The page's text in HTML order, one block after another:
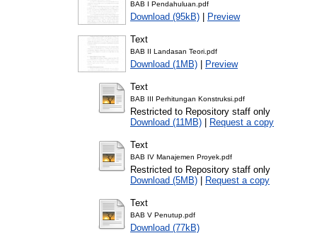
BAB I Pendahuluan.pdf
Download (95kB) | Preview
Text
BAB II Landasan Teori.pdf
Download (1MB) | Preview
Text
BAB III Perhitungan Konstruksi.pdf
Restricted to Repository staff only
Download (11MB) | Request a copy
Text
BAB IV Manajemen Proyek.pdf
Restricted to Repository staff only
Download (5MB) | Request a copy
Text
BAB V Penutup.pdf
Download (77kB)